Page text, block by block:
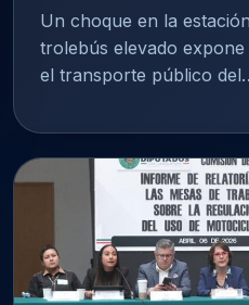
Un choque en la
trolebús elevado
el transporte público